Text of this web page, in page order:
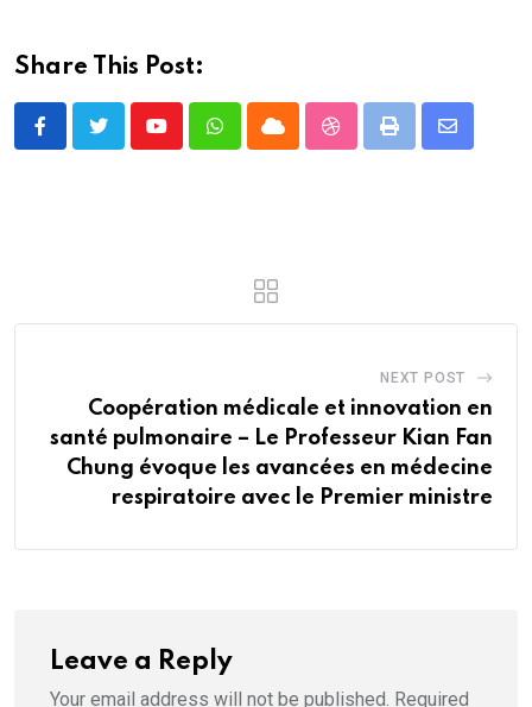
Share This Post:
YoutubeWhatsappCloud StumbleUpon
Print
Share
NEXT POST
Coopération médicale et innovation en
santé pulmonaire – Le Professeur Kian Fan
Chung évoque les avancées en médecine
respiratoire avec le Premier ministre
Leave a Reply
Your email address will not be published. Required